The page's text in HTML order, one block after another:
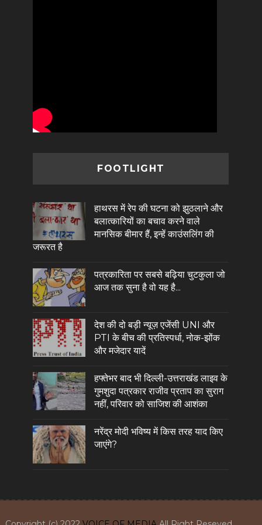
FOOTLIGHT
हाथरस में रेप की घटना को झुठलाने और
बलात्कारियों का बचाव करने वाले
मानसिक बीमार हैं, इन्हें काउंसलिंग की
जरूरत है
पत्रकारिता पर सबसे बढ़िया चुटकुला जो
आज तक सुना है वो यह है...
देश की दो बड़ी न्यूज़ एजेंसी UNI और
PTI के बीच की प्रतिस्पर्धा, नोक-झोंक
और मजेदार यादें
हफ्तेभर बाद भी दिल्ली-उत्तराखंड लाइव के
गुमशुदा पत्रकार राजीव प्रताप का सुराग
नहीं, परिवार को साजिश की आशंका
नरेंद्र मोदी भविष्य में किस तरह याद किए
जाएंगे?